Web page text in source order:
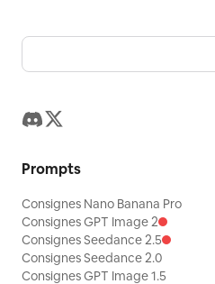
Prompts
Consignes Nano Banana Pro
Consignes GPT Image 2
Consignes Seedance 2.5
Consignes Seedance 2.0
Consignes GPT Image 1.5